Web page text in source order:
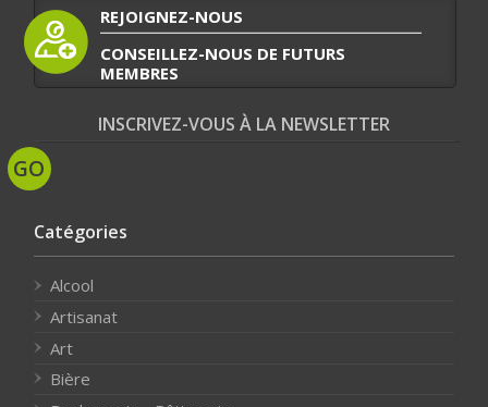
REJOIGNEZ-NOUS
CONSEILLEZ-NOUS DE FUTURS
MEMBRES
INSCRIVEZ-VOUS À LA NEWSLETTER
Catégories
Alcool
Artisanat
Art
Bière